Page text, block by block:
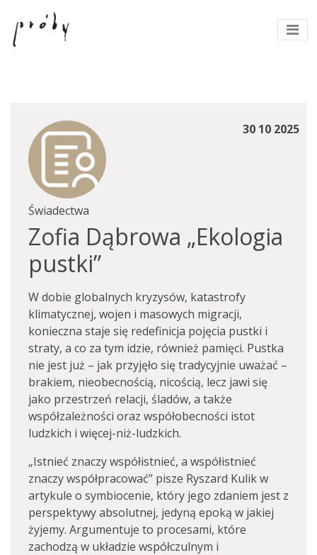
30 10 2025
Świadectwa
Zofia Dąbrowa „Ekologia
pustki”
W dobie globalnych kryzysów, katastrofy
klimatycznej, wojen i masowych migracji,
konieczna staje się redefinicja pojęcia pustki i
straty, a co za tym idzie, również pamięci. Pustka
nie jest już – jak przyjęło się tradycyjnie uważać –
brakiem, nieobecnością, nicością, lecz jawi się
jako przestrzeń relacji, śladów, a także
współzależności oraz współobecności istot
ludzkich i więcej-niż-ludzkich.
„Istnieć znaczy współistnieć, a współistnieć
znaczy współpracować” pisze Ryszard Kulik w
artykule o symbiocenie, który jego zdaniem jest z
perspektywy absolutnej, jedyną epoką w jakiej
żyjemy. Argumentuje to procesami, które
zachodzą w układzie współczulnym i